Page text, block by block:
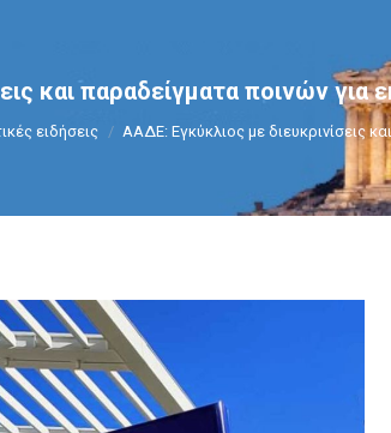
και παραδείγματα ποινών
ειδήσεις ΑΑΔΕ: Εγκύκλιος με διευκρινίσεις